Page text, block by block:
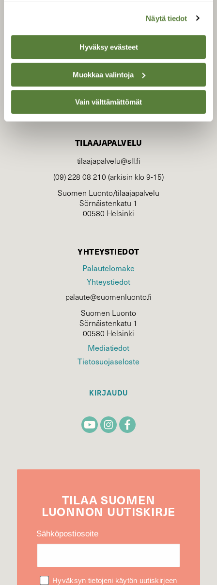
Näytä tiedot
Hyväksy evästeet
Muokkaa valintoja
Vain välttämättömät
luonnonsuojelu­liitto.
TILAAJAPALVELU
tilaajapalvelu@sll.fi
(09) 228 08 210 (arkisin klo 9-15)
Suomen Luonto/tilaajapalvelu
Sörnäistenkatu 1
00580 Helsinki
YHTEYSTIEDOT
Palautelomake
Yhteystiedot
palaute@suomenluonto.fi
Suomen Luonto
Sörnäistenkatu 1
00580 Helsinki
Mediatiedot
Tietosuojaseloste
KIRJAUDU
TILAA SUOMEN
LUONNON UUTIS­KIRJE
Sähköpostiosoite
Hyväksyn tietojeni käytön uutiskirjeen